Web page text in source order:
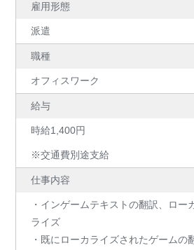
雇用形態
派遣
職種
オフィスワーク
給与
時給1,400円
※交通費別途支給
仕事内容
・インゲームテキストの翻訳、ロー
ライズ
・既にローカライズされたゲームの